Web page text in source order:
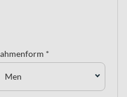
*
Men